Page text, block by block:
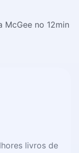
McGee no 12min
livros de